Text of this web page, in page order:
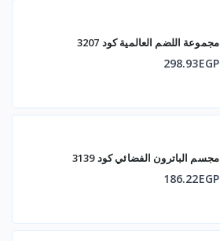
مجموعة اللضم العالمية كود 3207
298.93EGP
مجسم الباترون الفضائي كود 3139
186.22EGP